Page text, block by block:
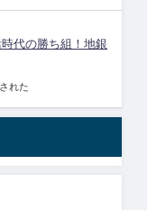
代の勝ち組！地銀
れた